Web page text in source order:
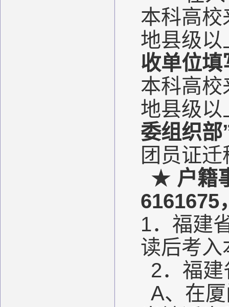
本科高校
地县级以
收单位填
本科高校
地县级以
委组织部
团员证
★ 户籍
6161675
1．福建
读后考入
2．福
A、在